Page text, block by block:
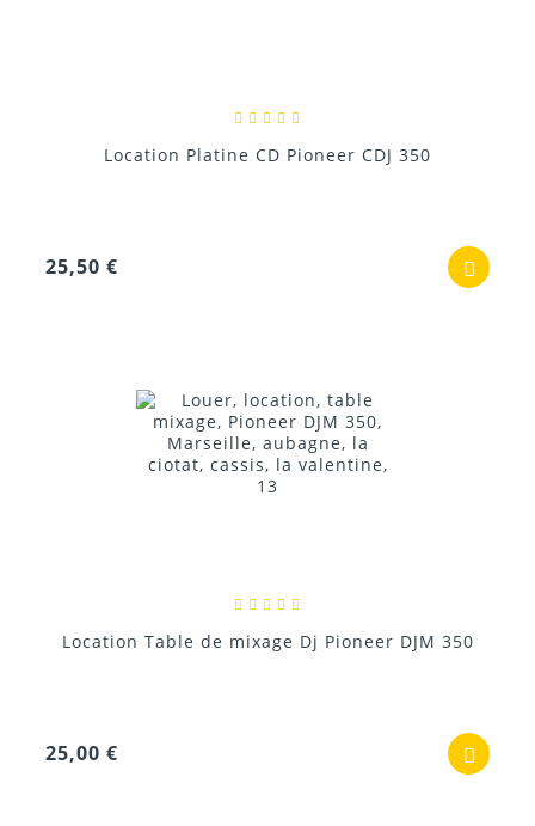
Location Platine CD Pioneer CDJ 350
25,50 €
Location Table de mixage Dj Pioneer DJM 350
25,00 €